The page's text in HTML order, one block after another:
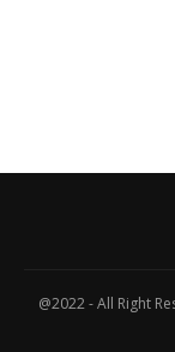
@2022 - All Right